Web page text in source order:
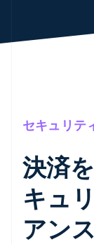
セキュリテ
決済
キュ
アンス